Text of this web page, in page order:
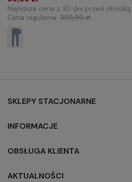
Najniższa cena z 30 dni przed obniżką:
Cena regularna: 399,99 zł
SKLEPY STACJONARNE
INFORMACJE
OBSŁUGA KLIENTA
AKTUALNOŚCI